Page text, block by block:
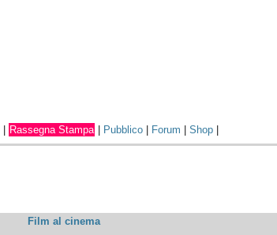
Rassegna Stampa Pubblico Forum |Shop
Film al cinema